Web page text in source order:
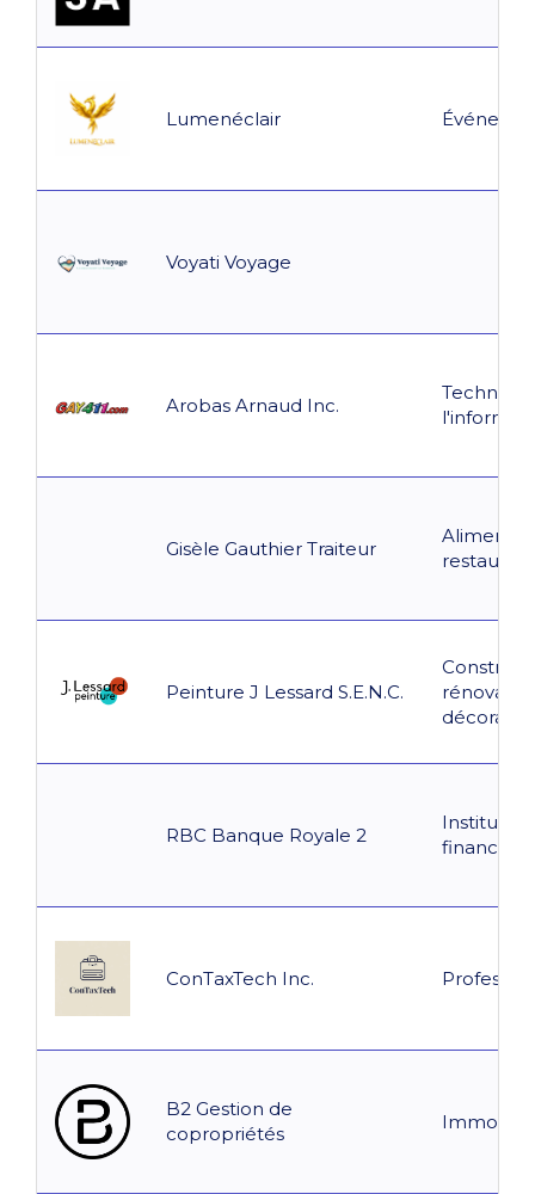
Lumenéclair
Voyati Voyage
Arobas Arnaud Inc.
Gisèle Gauthier Traiteur
Peinture J Lessard S.E.N.C.
RBC Banque Royale 2
ConTaxTech Inc.
B2 Gestion de
copropriétés